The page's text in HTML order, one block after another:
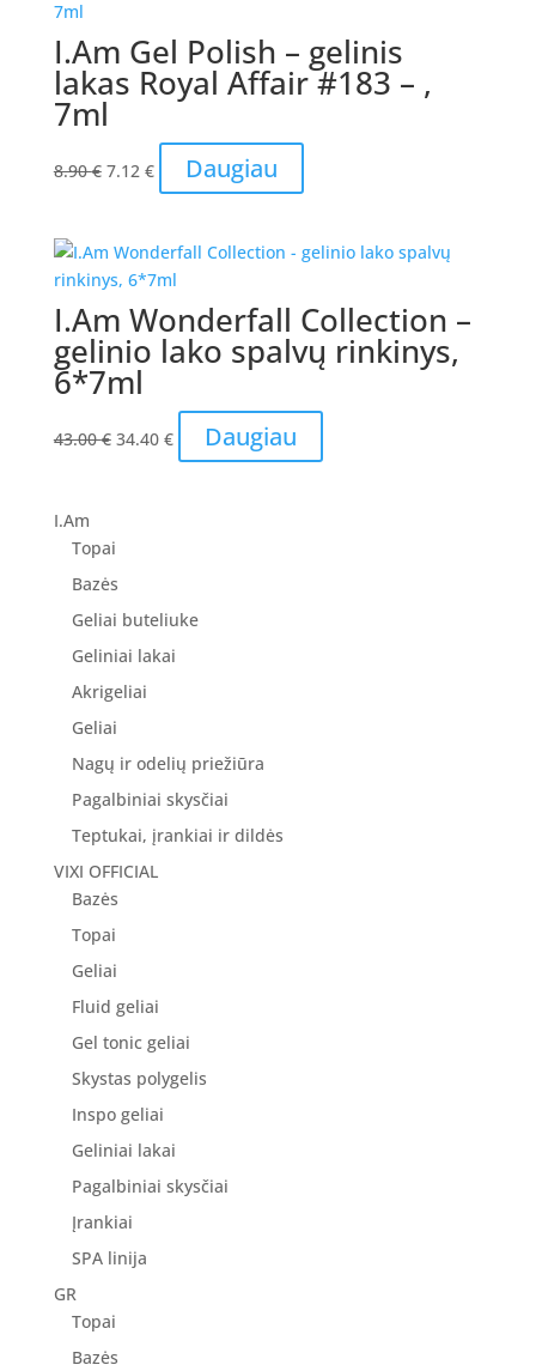
I.Am Gel Polish – gelinis
lakas Royal Affair #183 – ,
7ml
8.90€ Original
8.90 €.
7.12 €Current
price
7.12 €.
Daugiau
I.Am Wonderfall Collection –
gelinio lako spalvų rinkinys,
6*7ml
43.00€ Original
34.40 €Current
price
Daugiau
I.Am
Topai
Bazės
Geliai buteliuke
Geliniai lakai
Akrigeliai
Geliai
Nagų ir odelių priežiūra
Pagalbiniai skysčiai
Teptukai, įrankiai ir dildės
VIXI OFFICIAL
Bazės
Topai
Geliai
Fluid geliai
Gel tonic geliai
Skystas polygelis
Inspo geliai
Geliniai lakai
Pagalbiniai skysčiai
Įrankiai
SPA linija
GR
Topai
Bazės